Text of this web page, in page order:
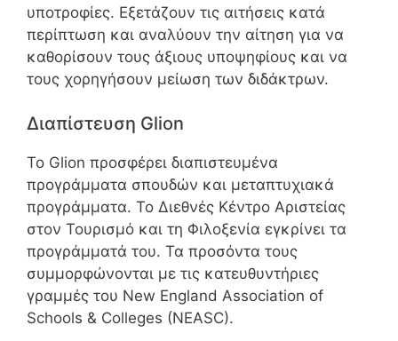
υποτροφίες. Εξετάζουν τις αιτήσεις κατά
περίπτωση και αναλύουν την αίτηση για να
καθορίσουν τους άξιους υποψηφίους και να
τους χορηγήσουν μείωση των διδάκτρων.
Διαπίστευση Glion
Το Glion προσφέρει διαπιστευμένα
προγράμματα σπουδών και μεταπτυχιακά
προγράμματα. Το Διεθνές Κέντρο Αριστείας
στον Τουρισμό και τη Φιλοξενία εγκρίνει τα
προγράμματά του. Τα προσόντα τους
συμμορφώνονται με τις κατευθυντήριες
γραμμές του New England Association of
Schools & Colleges (NEASC).